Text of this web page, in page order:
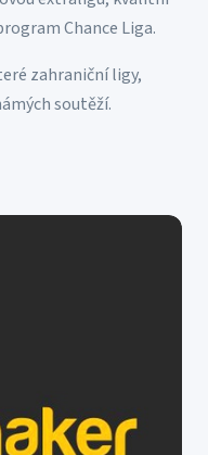
Chance Liga.
zahraniční ligy,
soutěží.